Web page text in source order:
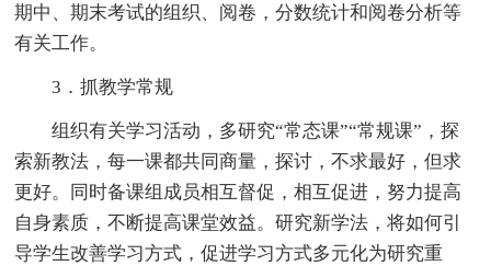
期中、期末考试的组织、阅卷，分数统计和阅卷分析等
有关工作。
3．抓教学常规
组织有关学习活动，多研究“常态课”“常规课”，探
索新教法，每一课都共同商量，探讨，不求最好，但求
更好。同时备课组成员相互督促，相互促进，努力提高
自身素质，不断提高课堂效益。研究新学法，将如何引
导学生改善学习方式，促进学习方式多元化为研究重